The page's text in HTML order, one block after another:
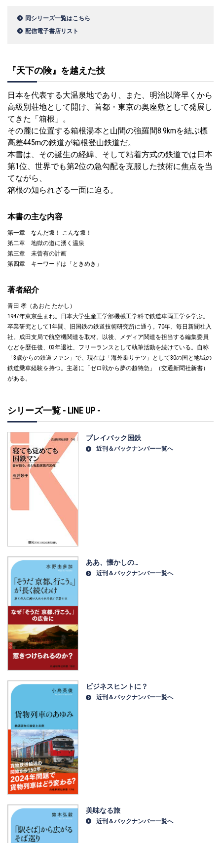
同シリーズ一覧はこちら
配信電子書店リスト
『天下の険』を越えた技
日本を代表する大温泉地であり、また、明治以降早くから
高級別荘地として開け、首都・東京の奥座敷として発展し
てきた「箱根」。
その麓に位置する箱根湯本と山間の強羅間8.9kmを結ぶ標
高差445mの鉄道が箱根登山鉄道だ。
本書は、その誕生の経緯、そして粘着方式の鉄道では日本
第1位、世界でも第2位の急勾配を克服した技術に焦点を当
てながら、
箱根の知られざる一面に迫る。
本書の主な内容
第一章 なんだ坂！ こんな坂！
第二章 地獄の道に湧く温泉
第三章 未曾有の計画
第四章 キーワードは「ときめき」
著者紹介
青田 孝（あおた たかし）
1947年東京生まれ。日本大学生産工学部機械工学科で鉄道車両工学を学ぶ。
卒業研究として1年間、旧国鉄の鉄道技術研究所に通う。70年、毎日新聞社入
社。成田支局で航空機関連を取材。以後、メディア関連を担当する編集委員
などを歴任後、03年退社、フリーランスとして執筆活動を続けている。自称
「3歳からの鉄道ファン」で、現在は「海外乗りテツ」として30の国と地域の
鉄道乗車経験を持つ。主著に「ゼロ戦から夢の超特急」（交通新聞社新書）
がある。
シリーズ一覧 - LINE UP -
プレイバック国鉄
近刊＆バックナンバー一覧へ
ああ、懐かしの…
近刊＆バックナンバー一覧へ
ビジネスヒントに？
近刊＆バックナンバー一覧へ
美味なる旅
近刊＆バックナンバー一覧へ